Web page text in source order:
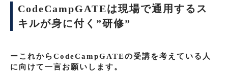
CodeCampGATEは現場で通用するス
キルが身に付く”研修”
ーこれからCodeCampGATEの受講を考えている人
に向けて一言お願いします。